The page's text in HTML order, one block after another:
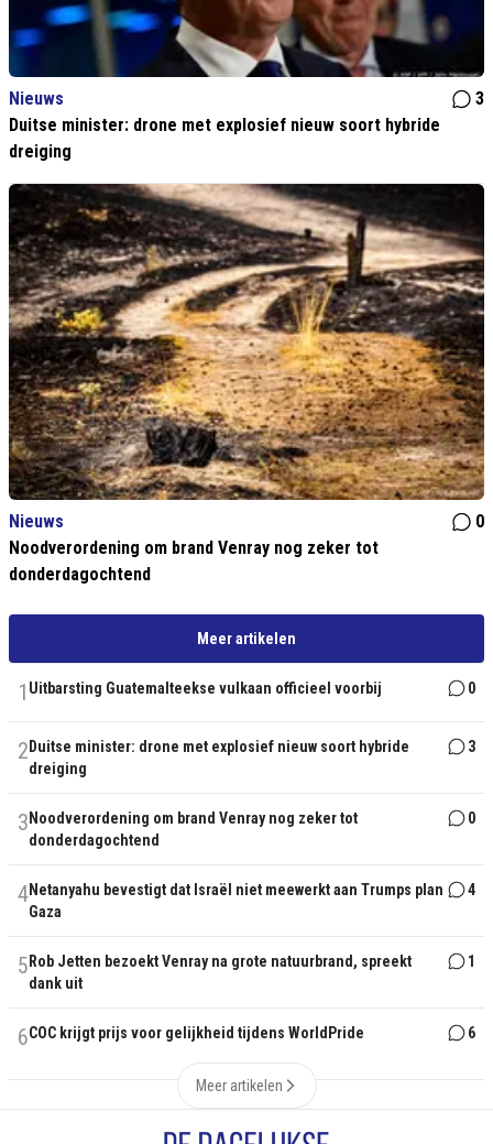
Nieuws
3
Duitse minister: drone met explosief nieuw soort hybride
dreiging
Nieuws
0
Noodverordening om brand Venray nog zeker tot
donderdagochtend
Meer artikelen
1 Uitbarsting Guatemalteekse vulkaan officieel voorbij 0
2 Duitse minister: drone met explosief nieuw soort hybride
dreiging
3
3 Noodverordening om brand Venray nog zeker tot
donderdagochtend
0
4Netanyahu bevestigt dat Israël niet meewerkt aan Trumps plan
Gaza
4
5 Rob Jetten bezoekt Venray na grote natuurbrand, spreekt
dank uit
1
6COC krijgt prijs voor gelijkheid tijdens WorldPride 6
Meer artikelen